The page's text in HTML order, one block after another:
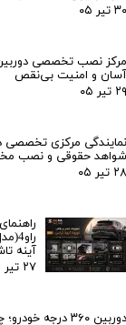
۳۰ تیر ۰۵
آسان و امنیت بی‌نقص
۲۹ تیر ۰۵
نمایندگی مرکزی تخصصی
شواهد حقوقی و نصب
۲۸ تیر ۰۵
آینه
۲۷ تیر ۰۵
دوربین ۳۶۰